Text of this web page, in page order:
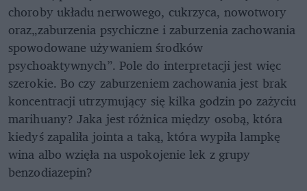
choroby układu nerwowego, cukrzyca, nowotwory
oraz„zaburzenia psychiczne i zaburzenia zachowania
spowodowane używaniem środków
psychoaktywnych”. Pole do interpretacji jest więc
szerokie. Bo czy zaburzeniem zachowania jest brak
koncentracji utrzymujący się kilka godzin po zażyciu
marihuany? Jaka jest różnica między osobą, która
kiedyś zapaliła jointa a taką, która wypiła lampkę
wina albo wzięła na uspokojenie lek z grupy
benzodiazepin?